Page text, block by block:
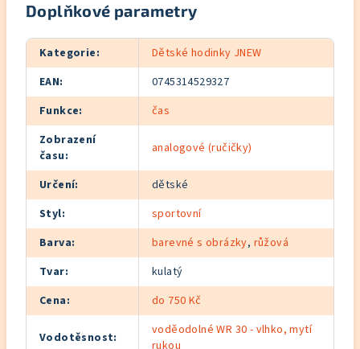
Doplňkové parametry
Kategorie:
Dětské hodinky JNEW
EAN:
0745314529327
Funkce:
čas
Zobrazení
času: analogové (ručičky)
Určení:
dětské
Styl:
sportovní
Barva: barevné s obrázky, růžová
Tvar:
kulatý
Cena: do 750 Kč
Vodotěsnost:
voděodolné WR 30 - vlhko, mytí
rukou